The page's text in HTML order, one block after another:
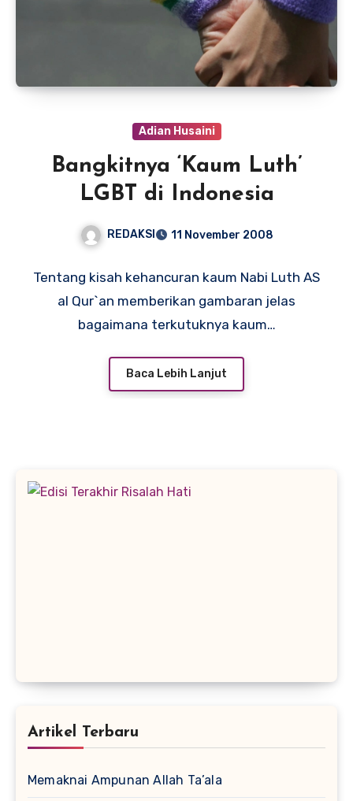
Adian Husaini
Bangkitnya ‘Kaum Luth’
LGBT di Indonesia
REDAKSI 11 November 2008
Tentang kisah kehancuran kaum Nabi Luth AS
al Qur`an memberikan gambaran jelas
bagaimana terkutuknya kaum…
Baca Lebih Lanjut
Artikel Terbaru
Memaknai Ampunan Allah Ta’ala